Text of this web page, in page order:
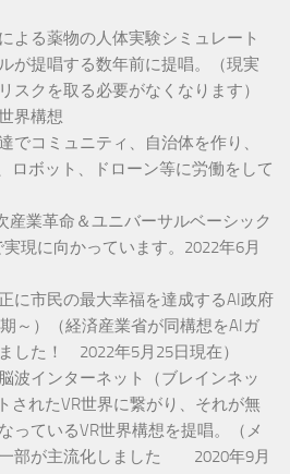
よる薬物の人体実験シミュレート
が提唱する数年前に提唱。（現実
スクを取る必要がなくなります）
界構想
でコミュニティ、自治体を作り、
ロボット、ドローン等に労働をして
産業革命＆ユニバーサルベーシック
現に向かっています。2022年6月
に市民の最大幸福を達成するAI政府
～）（経済産業省が同構想をAIガ
した！ 2022年5月25日現在）
波インターネット（ブレインネッ
されたVR世界に繋がり、それが無
っているVR世界構想を提唱。（メ
一部が主流化しました 2020年9月